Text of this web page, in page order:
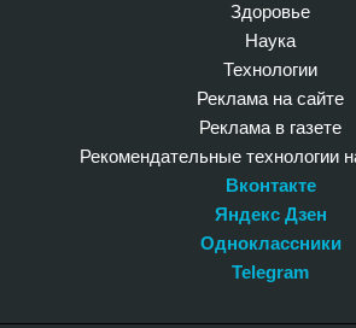
Здоровье
Наука
Технологии
Реклама на сайте
Реклама в газете
Рекомендательные технологии
Вконтакте
Яндекс Дзен
Одноклассники
Telegram